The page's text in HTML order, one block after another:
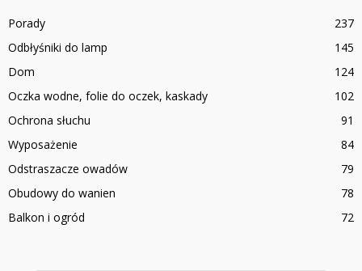
Porady
237
Odbłyśniki do lamp
145
Dom
124
Oczka wodne, folie do oczek, kaskady
102
Ochrona słuchu
91
Wyposażenie
84
Odstraszacze owadów
79
Obudowy do wanien
78
Balkon i ogród
72